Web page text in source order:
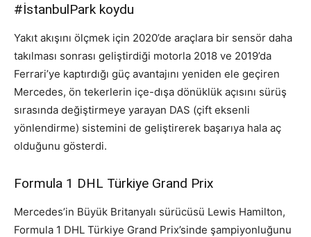
#İstanbulPark koydu
Yakıt akışını ölçmek için 2020’de araçlara bir sensör daha
takılması sonrası geliştirdiği motorla 2018 ve 2019’da
Ferrari’ye kaptırdığı güç avantajını yeniden ele geçiren
Mercedes, ön tekerlerin içe-dışa dönüklük açısını sürüş
sırasında değiştirmeye yarayan DAS (çift eksenli
yönlendirme) sistemini de geliştirerek başarıya hala aç
olduğunu gösterdi.
Formula 1 DHL Türkiye Grand Prix
Mercedes’in Büyük Britanyalı sürücüsü Lewis Hamilton,
Formula 1 DHL Türkiye Grand Prix’sinde şampiyonluğunu